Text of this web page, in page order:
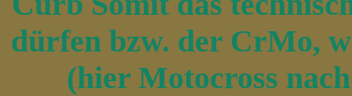
dürfen bzw. der CrMo,
(hier Motocross